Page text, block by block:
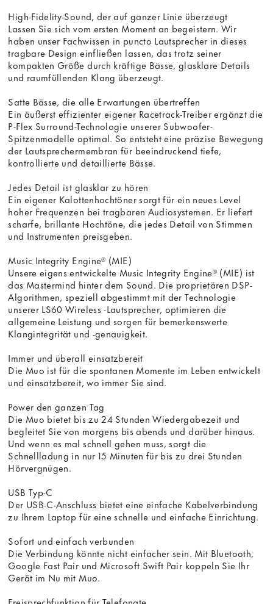
High-Fidelity-Sound, der auf ganzer Linie überzeugt
Lassen Sie sich vom ersten Moment an begeistern. Wir
haben unser Fachwissen in puncto Lautsprecher in dieses
tragbare Design einfließen lassen, das trotz seiner
kompakten Größe durch kräftige Bässe, glasklare Details
und raumfüllenden Klang überzeugt.
Satte Bässe, die alle Erwartungen übertreffen
Ein äußerst effizienter eigener Racetrack-Treiber ergänzt die
P-Flex Surround-Technologie unserer Subwoofer-
Spitzenmodelle optimal. So entsteht eine präzise Bewegung
der Lautsprechermembran für beeindruckend tiefe,
kontrollierte und detaillierte Bässe.
Jedes Detail ist glasklar zu hören
Ein eigener Kalottenhochtöner sorgt für ein neues Level
hoher Frequenzen bei tragbaren Audiosystemen. Er liefert
scharfe, brillante Hochtöne, die jedes Detail von Stimmen
und Instrumenten preisgeben.
Music Integrity Engine® (MIE)
Unsere eigens entwickelte Music Integrity Engine® (MIE) ist
das Mastermind hinter dem Sound. Die proprietären DSP-
Algorithmen, speziell abgestimmt mit der Technologie
unserer LS60 Wireless -Lautsprecher, optimieren die
allgemeine Leistung und sorgen für bemerkenswerte
Klangintegrität und -genauigkeit.
Immer und überall einsatzbereit
Die Muo ist für die spontanen Momente im Leben entwickelt
und einsatzbereit, wo immer Sie sind.
Power den ganzen Tag
Die Muo bietet bis zu 24 Stunden Wiedergabezeit und
begleitet Sie von morgens bis abends und darüber hinaus.
Und wenn es mal schnell gehen muss, sorgt die
Schnellladung in nur 15 Minuten für bis zu drei Stunden
Hörvergnügen.
USB Typ-C
Der USB-C-Anschluss bietet eine einfache Kabelverbindung
zu Ihrem Laptop für eine schnelle und einfache Einrichtung.
Sofort und einfach verbunden
Die Verbindung könnte nicht einfacher sein. Mit Bluetooth,
Google Fast Pair und Microsoft Swift Pair koppeln Sie Ihr
Gerät im Nu mit Muo.